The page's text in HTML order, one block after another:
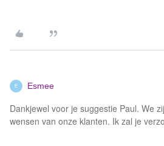
E Esmee
Dankjewel voor je suggestie Paul. We
wensen van onze klanten. Ik zal je